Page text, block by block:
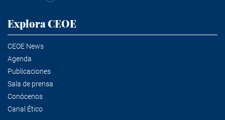
Explora CEOE
CEOE News
Agenda
Publicaciones
Sala de prensa
Conócenos
Canal Ético